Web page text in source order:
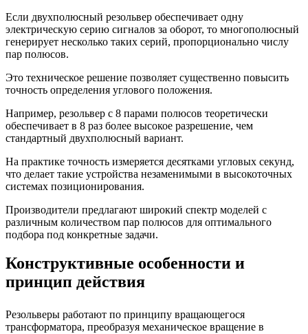
Если двухполюсный резольвер обеспечивает одну
электрическую серию сигналов за оборот, то многополюсный
генерирует несколько таких серий, пропорционально числу
пар полюсов.
Это техническое решение позволяет существенно повысить
точность определения углового положения.
Например, резольвер с 8 парами полюсов теоретически
обеспечивает в 8 раз более высокое разрешение, чем
стандартный двухполюсный вариант.
На практике точность измеряется десятками угловых секунд,
что делает такие устройства незаменимыми в высокоточных
системах позиционирования.
Производители предлагают широкий спектр моделей с
различным количеством пар полюсов для оптимального
подбора под конкретные задачи.
Конструктивные особенности и
принцип действия
Резольверы работают по принципу вращающегося
трансформатора, преобразуя механическое вращение в